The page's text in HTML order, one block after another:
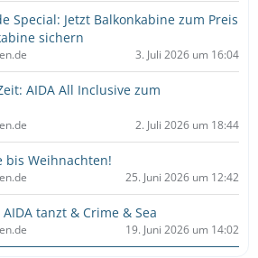
Special: Jetzt Balkonkabine zum Preis
sichern
3. Juli 2026 um 16:04
AIDA All Inclusive zum
2. Juli 2026 um 18:44
bis Weihnachten!
25. Juni 2026 um 12:42
tanzt & Crime & Sea
19. Juni 2026 um 14:02